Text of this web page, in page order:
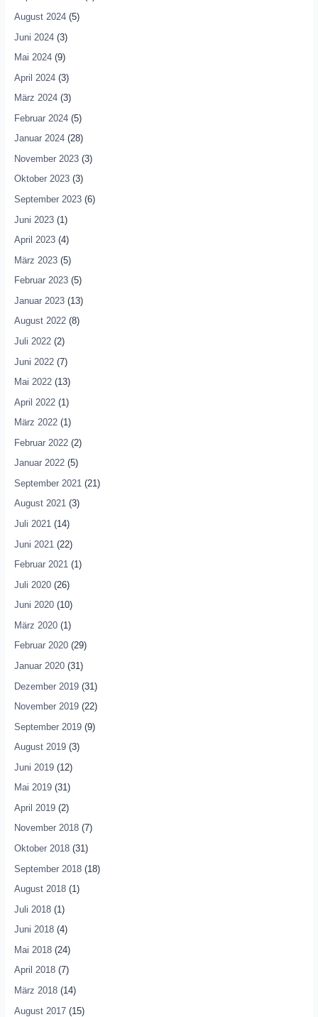
August 2024(5)
Juni 2024(3)
Mai 2024(9)
April 2024(3)
März 2024(3)
Februar 2024(5)
Januar 2024(28)
November 2023(3)
Oktober 2023(3)
September 2023(6)
Juni 2023(1)
April 2023(4)
März 2023(5)
Februar 2023(5)
Januar 2023(13)
August 2022(8)
Juli 2022(2)
Juni 2022(7)
Mai 2022(13)
April 2022(1)
März 2022(1)
Februar 2022(2)
Januar 2022(5)
September 2021 (21)
August 2021(3)
Juli 2021(14)
Juni 2021 (22)
Februar 2021(1)
Juli 2020(26)
Juni 2020(10)
März 2020(1)
Februar 2020(29)
Januar 2020(31)
Dezember 2019(31)
November 2019(22)
September 2019(9)
August 2019(3)
Juni 2019(12)
Mai 2019(31)
April 2019(2)
November 2018(7)
Oktober 2018(31)
September 2018(18)
August 2018(1)
Juli 2018(1)
Juni 2018(4)
Mai 2018(24)
April 2018(7)
März 2018(14)
August 2017(15)